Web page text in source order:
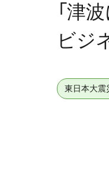
「津
ビジ
東日本大震